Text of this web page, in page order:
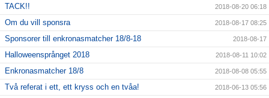
TACK!! 2018-08-20 06:18
Om du vill sponsra 2018-08-17 08:25
Sponsorer till enkronasmatcher 18/8-18 2018-08-17
Halloweensprånget 2018 2018-08-11 10:02
Enkronasmatcher 18/8 2018-08-08 05:55
Två referat i ett, ett kryss och en tvåa! 2018-06-13 05:56